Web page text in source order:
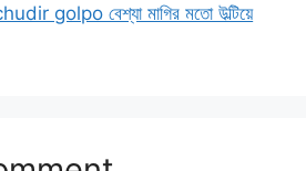
golpo বেশ্যা মাগির মতো উল্টিয়ে